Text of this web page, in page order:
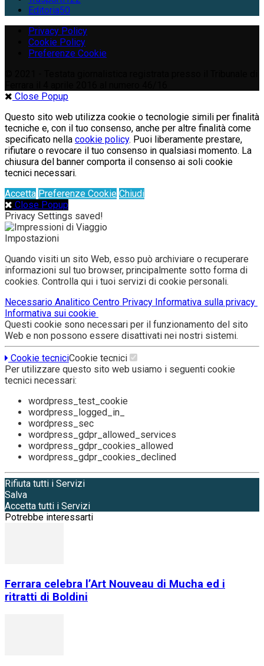
Editoria50
Privacy Policy
Cookie Policy
Preferenze Cookie
Close Popup
Questo sito web utilizza cookie o tecnologie simili per finalità
tecniche e, con il tuo consenso, anche per altre finalità come
specificato nella cookie policy. Puoi liberamente prestare,
rifiutare o revocare il tuo consenso in qualsiasi momento. La
chiusura del banner comporta il consenso ai soli cookie
tecnici necessari.
Accetta Preferenze Cookie Chiudi
Close Popup
Privacy Settings saved!
Impostazioni
Quando visiti un sito Web, esso può archiviare o recuperare
informazioni sul tuo browser, principalmente sotto forma di
cookies. Controlla qui i tuoi servizi di cookie personali.
Necessario Analitico Centro Privacy Informativa sulla privacy
Informativa sui cookie
Questi cookie sono necessari per il funzionamento del sito
Web e non possono essere disattivati nei nostri sistemi.
Cookie tecniciCookie tecnici
Per utilizzare questo sito web usiamo i seguenti cookie
tecnici necessari:
wordpress_test_cookie
wordpress_logged_in_
wordpress_sec
wordpress_gdpr_allowed_services
wordpress_gdpr_cookies_allowed
wordpress_gdpr_cookies_declined
Rifiuta tutti i Servizi
Salva
Accetta tutti i Servizi
Potrebbe interessarti
Ferrara celebra l’Art Nouveau di Mucha ed i
ritratti di Boldini